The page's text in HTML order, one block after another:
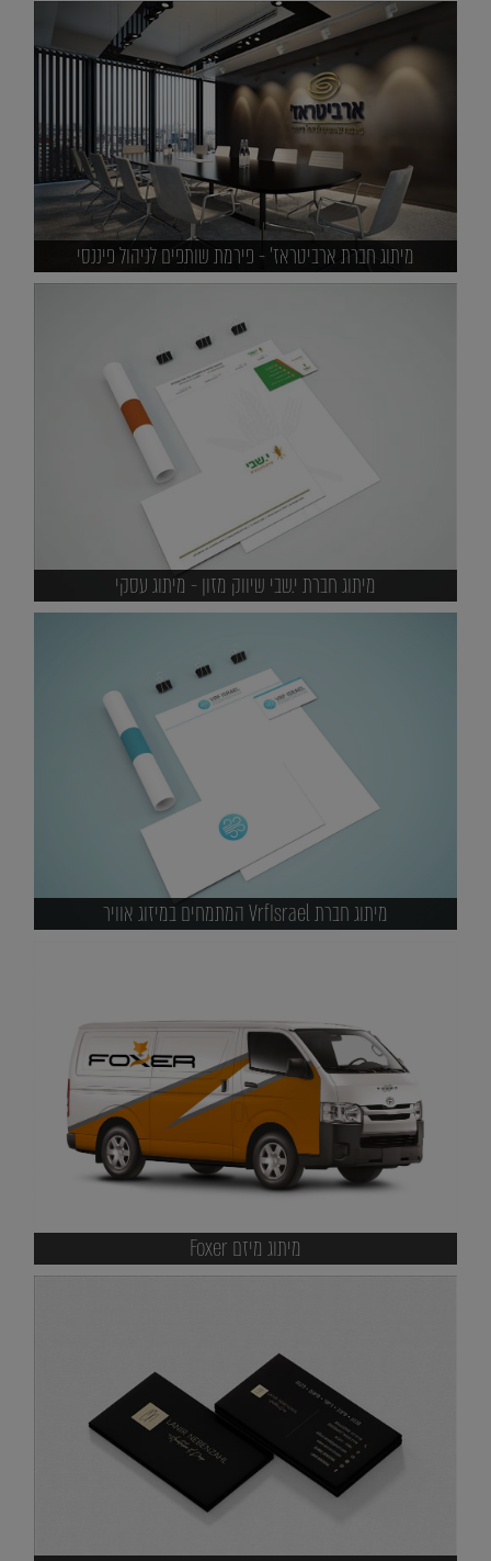
מיתוג חברת ארביטראז' - פירמת שותפים לניהול פיננסי
מיתוג חברת י.שבי שיווק מזון - מיתוג עסקי
מיתוג חברת VrfIsrael המתמחים במיזוג אוויר
מיתוג מיזם Foxer